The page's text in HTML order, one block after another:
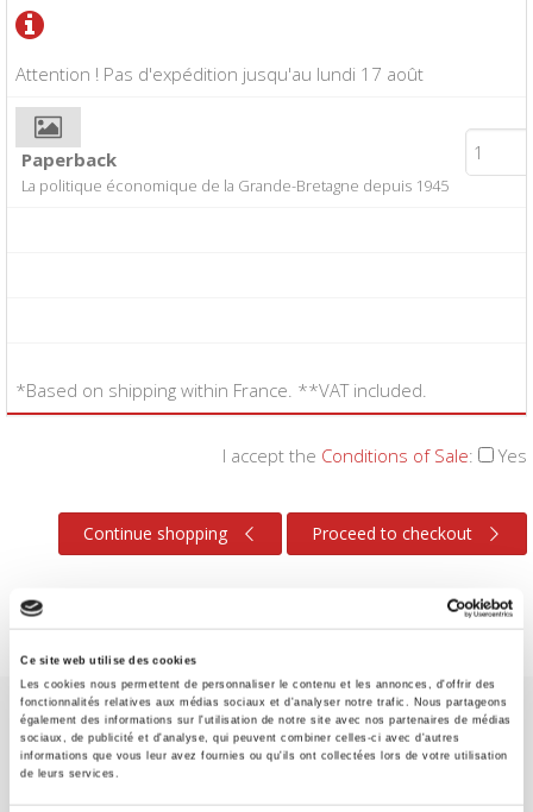
Ce site web utilise des cookies
Les cookies nous permettent de personnaliser le contenu et les annonces, d'offrir des
fonctionnalités relatives aux médias sociaux et d'analyser notre trafic. Nous partageons
également des informations sur l'utilisation de notre site avec nos partenaires de médias
sociaux, de publicité et d'analyse, qui peuvent combiner celles-ci avec d'autres
informations que vous leur avez fournies ou qu'ils ont collectées lors de votre utilisation
de leurs services.
Attention ! Pas d'expédition jusqu'au lundi 17 août
Paperback
La politique économique de la Grande-Bretagne depuis 1945
*Based on shipping within France. **VAT included.
I accept the Conditions of Sale: Yes
Continue shopping Proceed to checkout